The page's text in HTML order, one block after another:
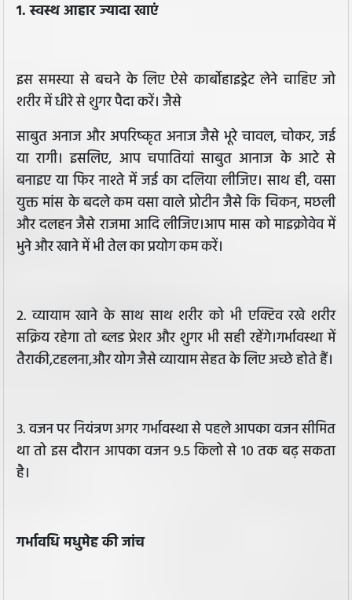
1. स्वस्थ आहार ज्यादा खाएं
इस समस्या से बचने के लिए ऐसे कार्बोहाइड्रेट लेने चाहिए जो
शरीर में धीरे से शुगर पैदा करें। जैसे
साबुत अनाज और अपरिष्कृत अनाज जैसे भूरे चावल, चोकर, जई
या रागी। इसलिए, आप चपातियां साबुत आनाज के आटे से
बनाइए या फिर नाश्ते में जई का दलिया लीजिए। साथ ही, वसा
युक्त मांस के बदले कम वसा वाले प्रोटीन जैसे कि चिकन, मछली
और दलहन जैसे राजमा आदि लीजिए।आप मास को माइक्रोवेव में
भुने और खाने में भी तेल का प्रयोग कम करें।
2. व्यायाम खाने के साथ साथ शरीर को भी एक्टिव रखे शरीर
सक्रिय रहेगा तो ब्लड प्रेशर और शुगर भी सही रहेंगे।गर्भावस्था में
तैराकी,टहलना,और योग जैसे व्यायाम सेहत के लिए अच्छे होते हैं।
3. वजन पर नियंत्रण अगर गर्भावस्था से पहले आपका वजन सीमित
था तो इस दौरान आपका वजन 9.5 किलो से 10 तक बढ़ सकता
है।
गर्भावधि मधुमेह की जांच